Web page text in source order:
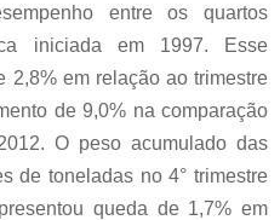
entre os quartos
iniciada em 1997. Esse
2,8% em relação ao trimestre
de 9,0% na comparação
O peso acumulado das
de toneladas no 4° trimestre
queda de 1,7% em